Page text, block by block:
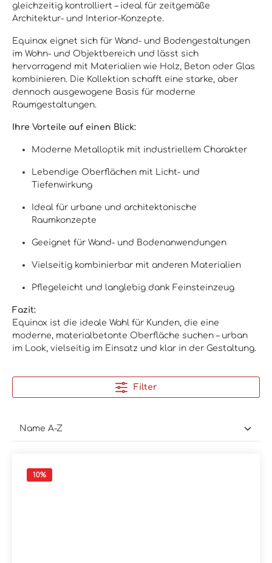
gleichzeitig kontrolliert – ideal für zeitgemäße
Architektur- und Interior-Konzepte.
Equinox eignet sich für Wand- und Bodengestaltungen
im Wohn- und Objektbereich und lässt sich
hervorragend mit Materialien wie Holz, Beton oder Glas
kombinieren. Die Kollektion schafft eine starke, aber
dennoch ausgewogene Basis für moderne
Raumgestaltungen.
Ihre Vorteile auf einen Blick:
Moderne Metalloptik mit industriellem Charakter
Lebendige Oberflächen mit Licht- und
Tiefenwirkung
Ideal für urbane und architektonische
Raumkonzepte
Geeignet für Wand- und Bodenanwendungen
Vielseitig kombinierbar mit anderen Materialien
Pflegeleicht und langlebig dank Feinsteinzeug
Fazit:
Equinox ist die ideale Wahl für Kunden, die eine
moderne, materialbetonte Oberfläche suchen – urban
im Look, vielseitig im Einsatz und klar in der Gestaltung.
Filter
10%